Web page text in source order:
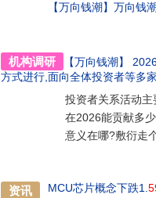
【万向钱潮】 万向钱
机构调研 【万向钱潮】
方式进行,面向全体投资者等多
投资者关系活动
在2026能贡献多
意义在哪?敷衍走
资讯 MCU芯片概念下跌1.